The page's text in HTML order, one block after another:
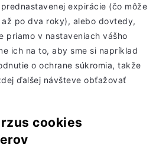
expirácie (čo môže
po dva roky), alebo dovtedy,
priamo v nastaveniach vášho
ich na to, aby sme si napríklad
o ochrane súkromia, takže
ďalšej návšteve obťažovať
cookies